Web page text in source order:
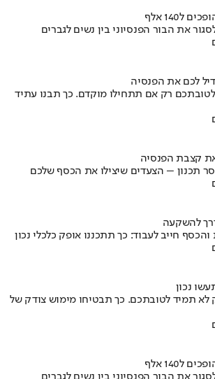
את הבור הפנסיוני בין נשים לגברים
לכם את הפנסיה
רק אם תתחילו מוקדם. כך תבנו עתיד
קצבת הפנסיה
תכנון – הצעדים שיצילו את הכסף שלכם
חייב לעבוד: כך תתכננו אופק כלכלי נכון
נכון
תמיד לטובתכם. כך תבטיחו מימוש צודק של